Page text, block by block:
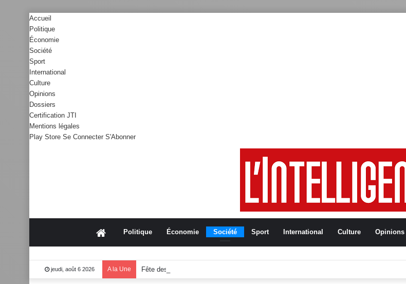
Accueil
Politique
Économie
Société
Sport
International
Culture
Opinions
Dossiers
Certification JTI
Mentions légales
Play Store Se Connecter S'Abonner
AccueilPolitique Économie Société Sport International Culture Opinions
jeudi, août 6 2026 A la Une Fête des mères 2026:Moussa Traoré Koudougou rend hommage aux femmes de Morondo